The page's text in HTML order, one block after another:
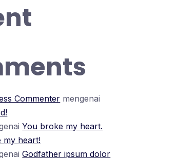
Commenter mengenai
You broke my heart.
my heart!
Godfather ipsum dolor